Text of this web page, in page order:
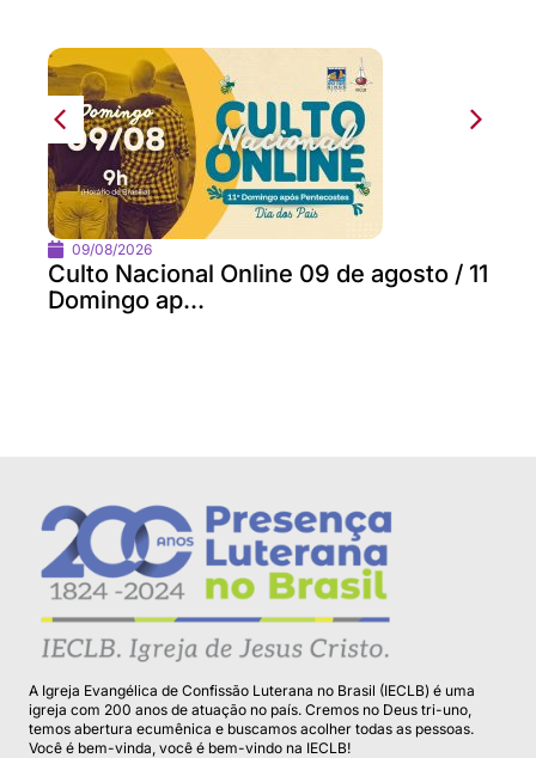
09/08/2026
Culto Nacional Online 09 de agosto / 11
Domingo ap...
A Igreja Evangélica de Confissão Luterana no Brasil (IECLB) é uma
igreja com 200 anos de atuação no país. Cremos no Deus tri-uno,
temos abertura ecumênica e buscamos acolher todas as pessoas.
Você é bem-vinda, você é bem-vindo na IECLB!